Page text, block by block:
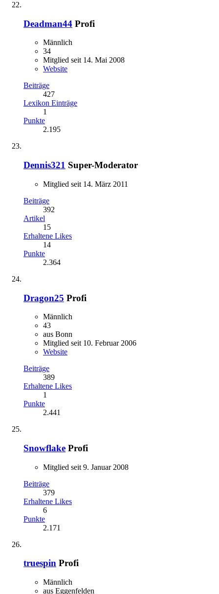
Deadman44 Profi
Männlich
34
Mitglied seit 14. Mai 2008
Website
Beiträge
427
Lexikon Einträge
1
Punkte
2.195
Dennis321 Super-Moderator
Mitglied seit 14. März 2011
Beiträge
392
Artikel
15
Erhaltene Likes
14
Punkte
2.364
Dragon25 Profi
Männlich
43
aus Bonn
Mitglied seit 10. Februar 2006
Website
Beiträge
389
Erhaltene Likes
1
Punkte
2.441
Snowflake Profi
Mitglied seit 9. Januar 2008
Beiträge
379
Erhaltene Likes
6
Punkte
2.171
truespin Profi
Männlich
aus Eggenfelden